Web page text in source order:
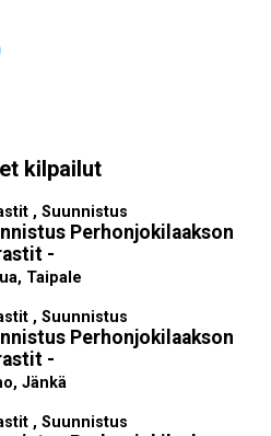
kilpailut
, Suunnistus
Perhonjokilaakson
-
Taipale
, Suunnistus
Perhonjokilaakson
-
Jänkä
, Suunnistus